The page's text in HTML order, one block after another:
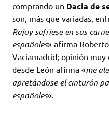
comprando un Dacia de
son, más que variadas,
Rajoy sufriese en sus
españoles» afirma
Vaciamadrid; opinión muy
desde León afirma «me
apretándose el cinturón
españoles«.